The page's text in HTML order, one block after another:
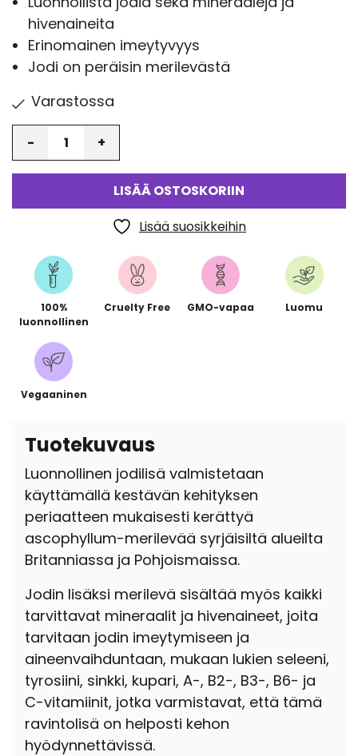
hivenaineita
Erinomainen imeytyvyys
Jodi on peräisin merilevästä
Varastossa
LISÄÄ OSTOSKORIIN
Lisää suosikkeihin
100%
luonnollinen
Cruelty Free GMO-vapaa Luomu
Vegaaninen
Tuotekuvaus
Luonnollinen jodilisä valmistetaan
käyttämällä kestävän kehityksen
periaatteen mukaisesti kerättyä
ascophyllum-merilevää syrjäisiltä alueilta
Britanniassa ja Pohjoismaissa.
Jodin lisäksi merilevä sisältää myös kaikki
tarvittavat mineraalit ja hivenaineet, joita
tarvitaan jodin imeytymiseen ja
aineenvaihduntaan, mukaan lukien seleeni,
tyrosiini, sinkki, kupari, A-, B2-, B3-, B6- ja
C-vitamiinit, jotka varmistavat, että tämä
ravintolisä on helposti kehon
hyödynnettävissä.